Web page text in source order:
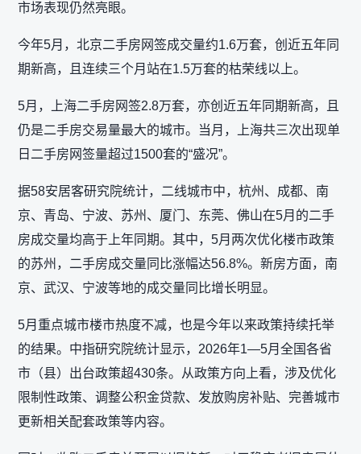
市场表现仍然亮眼。
今年5月，北京二手房网签成交量约1.6万套，创近五年同
期新高，且连续三个月站在1.5万套的枯荣线以上。
5月，上海二手房网签2.8万套，亦创近五年同期新高，且
仍是二手房交易量最大的城市。当月，上海共三次出现单
日二手房网签量超过1500套的“盛况”。
据58安居客研究院统计，二线城市中，杭州、成都、南
京、青岛、宁波、苏州、厦门、东莞、佛山在5月的二手
房成交量均高于上年同期。其中，5月两次优化楼市政策
的苏州，二手房成交量同比涨幅达56.8%。新房方面，南
京、武汉、宁波等地的成交量同比增长明显。
5月重点城市楼市热度不减，也是今年以来政策持续托举
的结果。中指研究院统计显示，2026年1—5月全国各省
市（县）出台政策超430条。从政策方向上看，涉及优化
限制性政策、调整公积金贷款、发放购房补贴、完善城市
更新相关配套政策等内容。